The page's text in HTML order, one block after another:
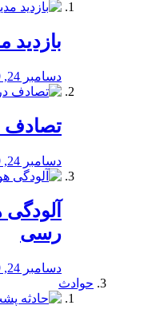
بازدید
دسامبر 24, 2019
تصادف
دسامبر 24, 2019
رسی
دسامبر 24, 2019
حوادث